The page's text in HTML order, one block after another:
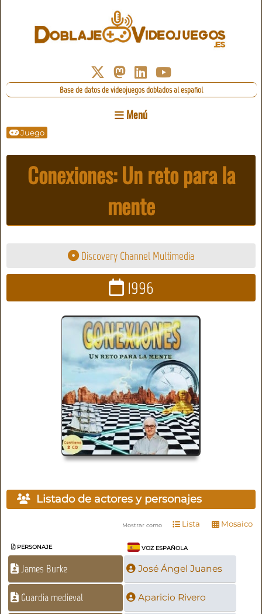
Base de datos de videojuegos doblados al español
Menú
Juego
Conexiones: Un reto para la
mente
Discovery Channel Multimedia
1996
Listado de actores y personajes
Mostrar como Lista Mosaico
PERSONAJE VOZ ESPAÑOLA
James Burke José Ángel Juanes
Guardia medieval Aparicio Rivero